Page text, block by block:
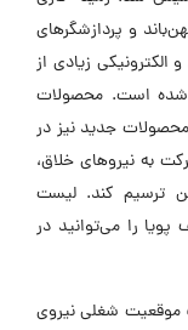
و پردازشگرهای
الکترونیکی زیادی از
شده است. محصولات
جدید نیز در
به نیروهای خلاق،
ترسیم کند. لیست
را می‌توانید در
فن آوری فراطیف پویا در حال حاضر در ۵ موقعیت شغلی نیروی